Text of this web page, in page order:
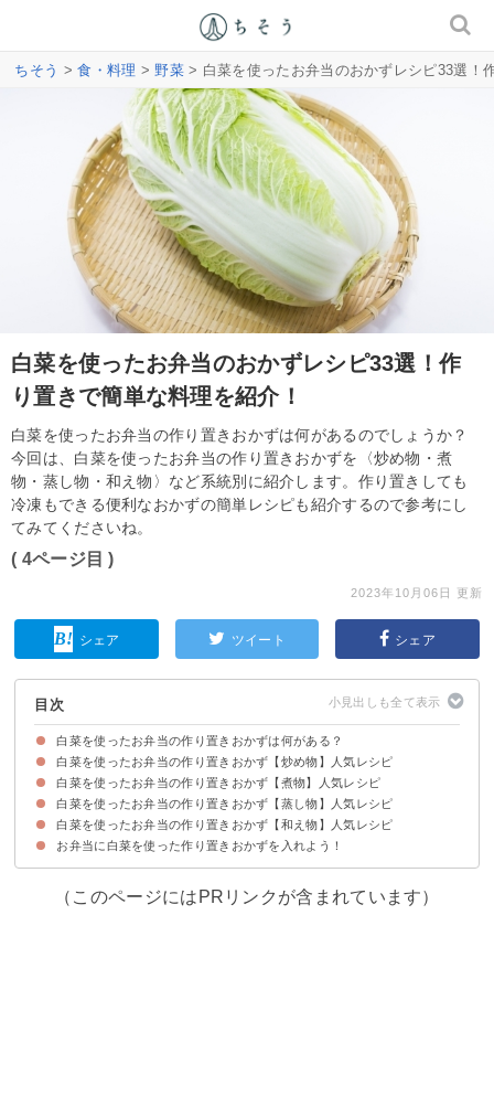
ちそう >食・料理 >野菜> 白菜を使ったお弁当のおかずレシピ33選！
白菜を使ったお弁当のおかずレシピ33選！作
り置きで簡単な料理を紹介！
白菜を使ったお弁当の作り置きおかずは何があるのでしょうか？
今回は、白菜を使ったお弁当の作り置きおかずを〈炒め物・煮
物・蒸し物・和え物〉など系統別に紹介します。作り置きしても
冷凍もできる便利なおかずの簡単レシピも紹介するので参考にし
てみてくださいね。
( 4ページ目 )
2023年10月06日 更新
シェア ツイート シェア
目次
白菜を使ったお弁当の作り置きおかずは何がある？
白菜を使ったお弁当の作り置きおかず【炒め物】人気レシピ
①白菜のバター醤油炒め
②白菜の味噌マヨネーズ炒め
③白菜しりしり
④白菜のペペロンチーノ風炒め
⑤白菜の豚バラ肉巻き
⑥明太子入り卵炒め
⑦白菜のハムチーズサンド
⑧白菜のバターポン酢炒め
⑨白菜の卵炒めケチャップ味
白菜を使ったお弁当の作り置きおかず【煮物】人気レシピ
①白菜のすき焼き煮
②白菜の中華煮
③チーズ入り白菜の肉巻きの黒酢煮込み
④メイン料理におすすめの白菜入り煮込みハンバーグ
⑤麻婆白菜
⑥水溶き片栗粉で仕上げる白菜の卵とじ
⑦白菜と春雨の炒め煮
⑧さつま揚げ入り含め煮
白菜を使ったお弁当の作り置きおかず【蒸し物】人気レシピ
①白菜とウィンナーの塩バター蒸し
②白菜のミルフィーユ蒸し
③タラのレンジ蒸し
④白菜のチーズ蒸し
⑤白菜のオリーブオイル蒸し
白菜を使ったお弁当の作り置きおかず【和え物】人気レシピ
①白菜のフレンチドレッシング和え
②白菜のゆず胡椒風味のごま和え
③白菜のオイスターソース和え
④白菜の塩昆布和え
⑤白菜の梅中華和え
⑥白菜の麺つゆマヨ和え
⑦白菜のピリ辛和え
⑧白菜のナムル
⑨かつお節で水分対策をした味噌マヨ和え
⑩白菜のザーサイ和え
⑪白菜とカニカマのレモン和え
お弁当に白菜を使った作り置きおかずを入れよう！
（このページにはPRリンクが含まれています）